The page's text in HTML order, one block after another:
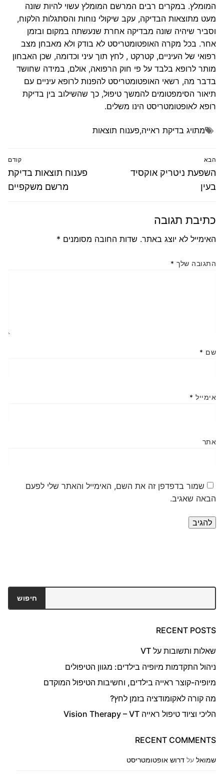
המומלץ. במקרים רבים המרשם המומלץ עשוי להיות שונה
מעט מתוצאות הבדיקה, עקב שיקולי נוחות והסתגלות הלקוח,
וסביר שיהיה שונה מבדיקה אחרת שנעשתה במקום ובזמן
אחר. בכל מקרה האופטומטריסט לא בודק ולא מאבחן מצב
רפואי של העיניים, קטרקט , לחץ תוך עיני וכדומה, שכן האבחון
מותר לרופא בלבד על פי חוק הרפואה, אולם, במידה שחושד
בדבר מה, רשאי האופטומטריסט להפנות לרופא עיניים עם
תיאור הסימפטומים להמשך טיפול, כך שהשילוב בין בדיקת
רופא לאופטומטריסט הינו משלים.
מתויג בדיקת ראייה,פענוח תוצאות
ניווט קודם
פוסט
פענוח תוצאות בדיקת
מרשם משקפיים
הבא
הפוסט
הבא:
השפעת ניטריק אוקסיד
בעין
כתיבת תגובה
האימייל לא יוצג באתר. שדות החובה מסומנים *
התגובה שלך *
שם *
אימייל *
אתר
שמור בדפדפן זה את השם, האימייל והאתר שלי לפעם
הבאה שאגיב.
חיפוש
RECENT POSTS
שאלות ותשובות על VT
ניהול התקדמות מיופיה בילדים: מגוון הטיפולים
מיופיה-קוצר ראייה בילדים, וחשיבות הטיפול המוקדם
מה קורה לאקומודציה בזמן לחץ?
הליכי וציוד טיפול ראייה Vision Therapy – VT
RECENT COMMENTS
שמואל על דרוש אופטומטריסט